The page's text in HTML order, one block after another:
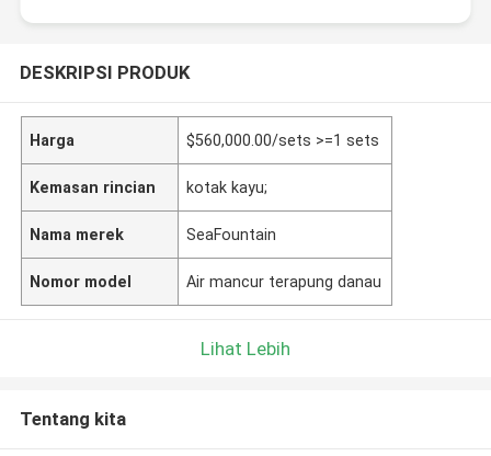
DESKRIPSI PRODUK
Harga $560,000.00/sets >=1 sets
Kemasan rincian kotak kayu;
Nama merek SeaFountain
Nomor model Air mancur terapung danau
Lihat Lebih
Tentang kita